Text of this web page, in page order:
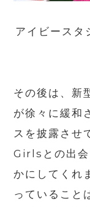
アイビースタ
その後は、新
が徐々に緩和
スを披露させ
Girlsとの出会
かにしてくれ
っていること